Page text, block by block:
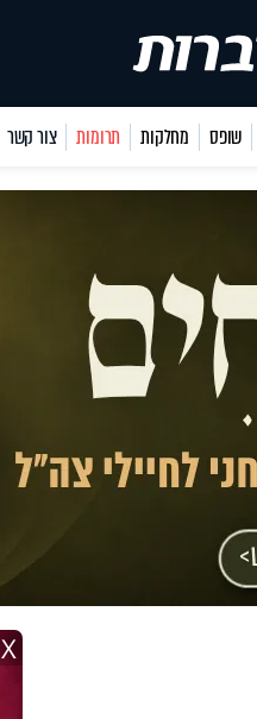
שופס מחלקות תרומות צור קשר
X